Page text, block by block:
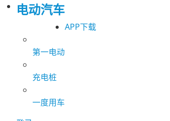
电动汽车
APP下载
第一电动
充电桩
一度用车